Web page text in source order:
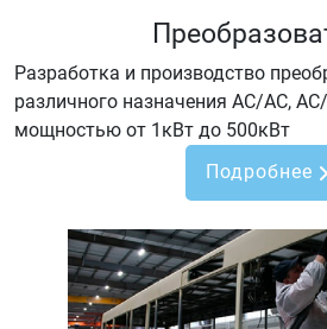
Разработка и производство
различного назначения AC/AC,
мощностью от 1кВт до 500кВт
Подробнее